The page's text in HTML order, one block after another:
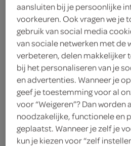
Handgemaakte Belgische
SPAR, altijd vers en natuurlijk
Handgemaakte Belgische
100% natuurlijke
Versheid gegarandeerd voor
aansluiten bij je persoonlijke
voorkeuren. Ook vragen we je
gebruik van social media
van sociale netwerken met de
verbeteren, delen makkelijker
bij het personaliseren van je
en advertenties. Wanneer je
geef je toestemming voor al
voor “Weigeren”? Dan worden
noodzakelijke, functionele en
geplaatst. Wanneer je zelf je
kun je kiezen voor “zelf